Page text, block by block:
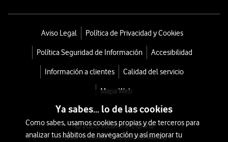
entregar
Aviso Legal Política de Privacidad y Cookies
Política Seguridad de Información Accesibilidad
Información a clientes Calidad del servicio
Mapa Web
© 2026 Vodafone España
Avda. América 115, 28042 Madrid
Ya sabes... lo de las cookies
Como sabes, usamos cookies propias y de terceros para
analizar tus hábitos de navegación y así mejorar tu